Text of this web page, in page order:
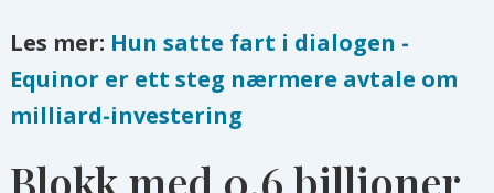
Les mer: Hun satte fart i dialogen -
Equinor er ett steg nærmere avtale om
milliard-investering
Blokk med 0,6 billioner